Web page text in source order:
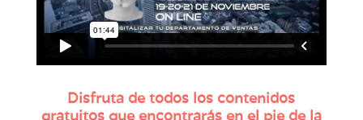
Disfruta de todos los contenidos
gratuitos que encontrarás en el pie de la